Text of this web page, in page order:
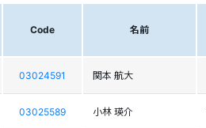
Code 名前
03024591 関本 航大
03025589 小林 瑛介